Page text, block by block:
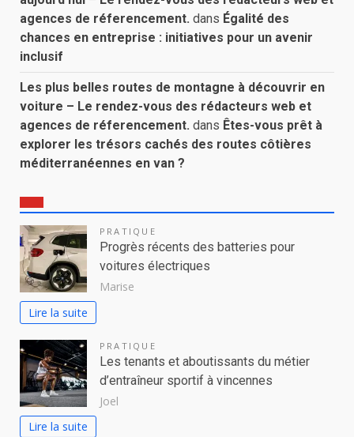
agences de réferencement. dans Égalité des
chances en entreprise : initiatives pour un avenir
inclusif
Les plus belles routes de montagne à découvrir en
voiture – Le rendez-vous des rédacteurs web et
agences de réferencement. dans Êtes-vous prêt à
explorer les trésors cachés des routes côtières
méditerranéennes en van ?
PRATIQUE
Progrès récents des batteries pour
voitures électriques
Marise
Lire la suite
PRATIQUE
Les tenants et aboutissants du métier
d’entraîneur sportif à vincennes
Joel
Lire la suite